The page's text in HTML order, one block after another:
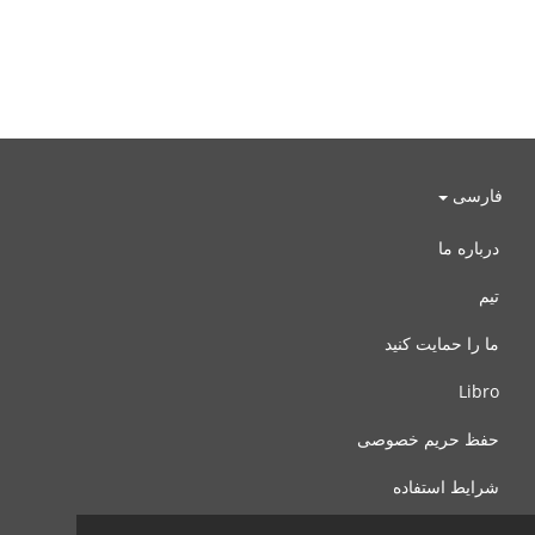
فارسی
درباره ما
تیم
ما را حمایت کنید
Libro
حفظ حریم خصوصی
شرایط استفاده